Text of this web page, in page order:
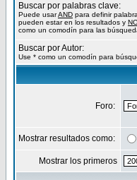
Buscar por palabras clave:
Puede usarAND para definir
pueden estar en los resultados y
como un comodín para las
Buscar por Autor:
Use * como un comodín para
Foro:
Mostrar resultados como:
Mostrar los primeros